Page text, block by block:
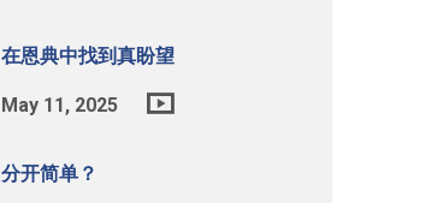
在恩典中找到真盼望
May 11, 2025
分开简单？